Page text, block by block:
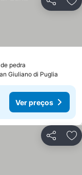
Partilhar
pedra
Giuliano di Puglia
Ver preços
Partilhar